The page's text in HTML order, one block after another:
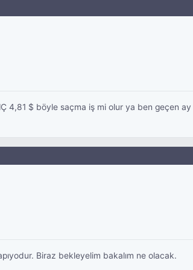
$ böyle saçma iş mi olur ya ben geçen ay
Biraz bekleyelim bakalım ne olacak.